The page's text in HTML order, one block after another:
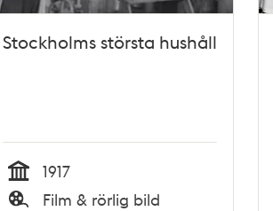
Stockholms största hushåll
Tid
1917
Film & rörlig bild